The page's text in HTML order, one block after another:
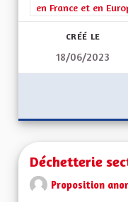
en France et en
CRÉÉ LE
18/06/2023
Déchetterie
Proposition